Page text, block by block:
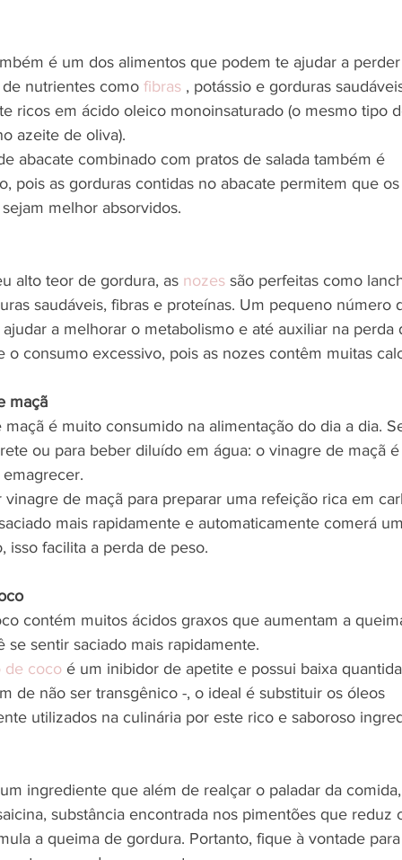
é um dos alimentos que podem te ajudar a
nutrientes como fibras , potássio e gorduras
ricos em ácido oleico monoinsaturado (o mesmo tipo
azeite de oliva).
abacate combinado com pratos de salada também é
pois as gorduras contidas no abacate permitem que
melhor absorvidos.
alto teor de gordura, as nozes são perfeitas como
saudáveis, fibras e proteínas. Um pequeno número
a melhorar o metabolismo e até auxiliar na
o consumo excessivo, pois as nozes contêm muitas
maçã
maçã é muito consumido na alimentação do dia a dia.
ou para beber diluído em água: o vinagre de maçã
vinagre de maçã para preparar uma refeição rica em
mais rapidamente e automaticamente comerá
isso facilita a perda de peso.
contém muitos ácidos graxos que aumentam a
se sentir saciado mais rapidamente.
de coco é um inibidor de apetite e possui baixa
de não ser transgênico -, o ideal é substituir os óleos
utilizados ​​na culinária por este rico e saboroso
ingrediente que além de realçar o paladar da
substância encontrada nos pimentões que reduz
a queima de gordura. Portanto, fique à vontade